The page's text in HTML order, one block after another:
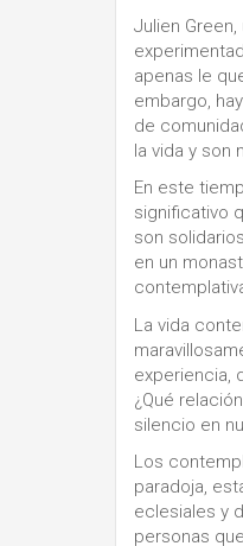
Julien
apenas le
embargo,
de
la vida y son
En este
significativo
son
en un
La vida
experiencia,
¿Qué
silencio en
Los
paradoja,
eclesiales y
personas